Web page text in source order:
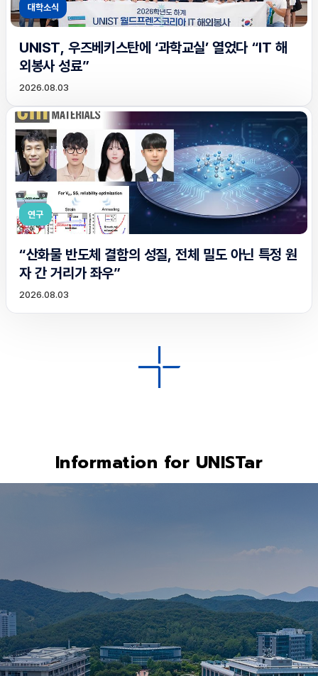
대학소식
UNIST, 우즈베키스탄에 ‘과학교실’ 열었다 “IT 해
외봉사 성료”
2026.08.03
연구
“산화물 반도체 결함의 성질, 전체 밀도 아닌 특정 원
자 간 거리가 좌우”
2026.08.03
Information for UNISTar